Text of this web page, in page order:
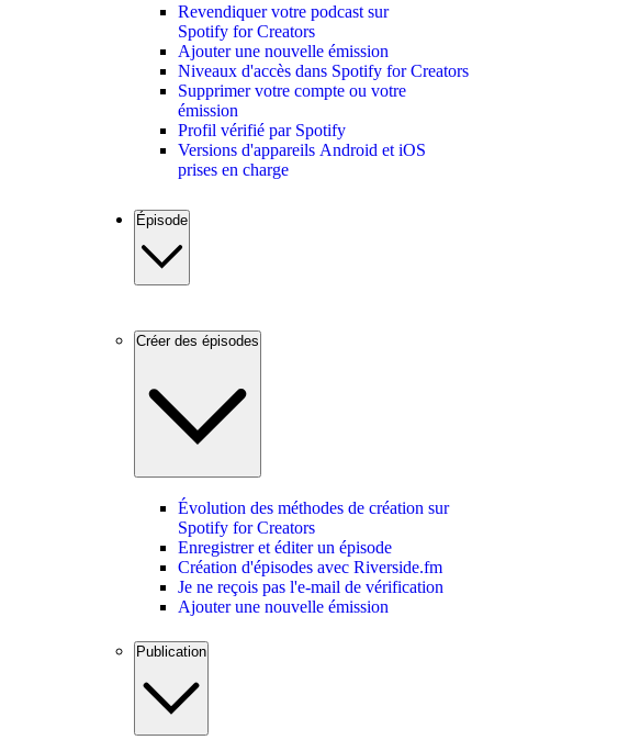
Revendiquer votre podcast sur
Spotify for Creators
Ajouter une nouvelle émission
Niveaux d'accès dans Spotify for Creators
Supprimer votre compte ou votre
émission
Profil vérifié par Spotify
Versions d'appareils Android et iOS
prises en charge
Épisode
Créer des épisodes
Évolution des méthodes de création sur
Spotify for Creators
Enregistrer et éditer un épisode
Création d'épisodes avec Riverside.fm
Je ne reçois pas l'e-mail de vérification
Ajouter une nouvelle émission
Publication